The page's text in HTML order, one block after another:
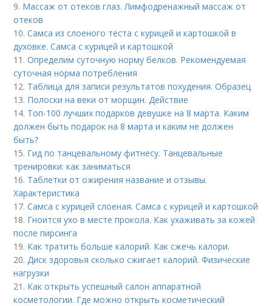
9. Массаж от отеков глаз. Лимфодренажный массаж от
отеков
10.Самса из слоеного теста с курицей и картошкой в
духовке. Самса с курицей и картошкой
11.Определим суточную норму белков. Рекомендуемая
суточная норма потребления
12. Таблица для записи результатов похудения. Образец
13. Полоски на веки от морщин. Действие
14. Топ-100 лучших подарков девушке на 8 марта. Каким
должен быть подарок на 8 марта и каким не должен
быть?
15. Гид по танцевальному фитнесу. Танцевальные
тренировки: как заниматься
16. Таблетки от ожирения название и отзывы.
Характеристика
17.Самса с курицей слоеная. Самса с курицей и картошкой
18. Гноится ухо в месте прокола. Как ухаживать за кожей
после пирсинга
19. Как тратить больше калорий. Как сжечь калори.
20.Диск здоровья сколько сжигает калорий. Физические
нагрузки
21. Как открыть успешный салон аппаратной
косметологии. Где можно открыть косметический